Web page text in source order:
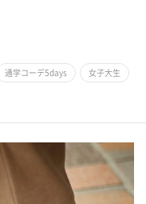
通学コーデ5days 女子大生